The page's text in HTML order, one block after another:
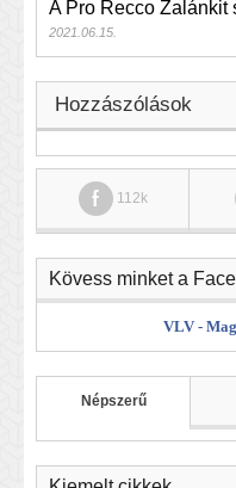
A Pro Recco Zalánkit
2021.06.15.
Hozzászólások
112k
Kövess minket a
VLV -
Népszerű